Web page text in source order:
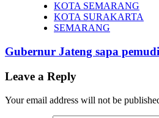
KOTA SEMARANG
KOTA SURAKARTA
SEMARANG
Gubernur Jateng sapa
Leave a Reply
Your email address will not be